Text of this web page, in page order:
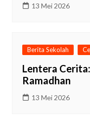
13 Mei 2026
Berita Sekolah
Lentera
Ramadhan
13 Mei 2026